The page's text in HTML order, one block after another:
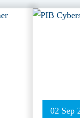
02 Sep